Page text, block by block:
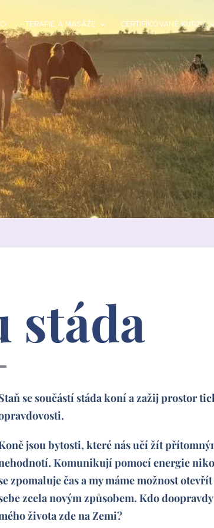
TERAPIE A MASÁŽE CERTIFIKOVANÉ KURZY
stáda
se součástí stáda koní a zažij prostor
jsou bytosti, které nás učí žít
Komunikují pomocí energie
zpomaluje čas a my máme možnost
zcela novým způsobem. Kdo
života zde na Zemi?